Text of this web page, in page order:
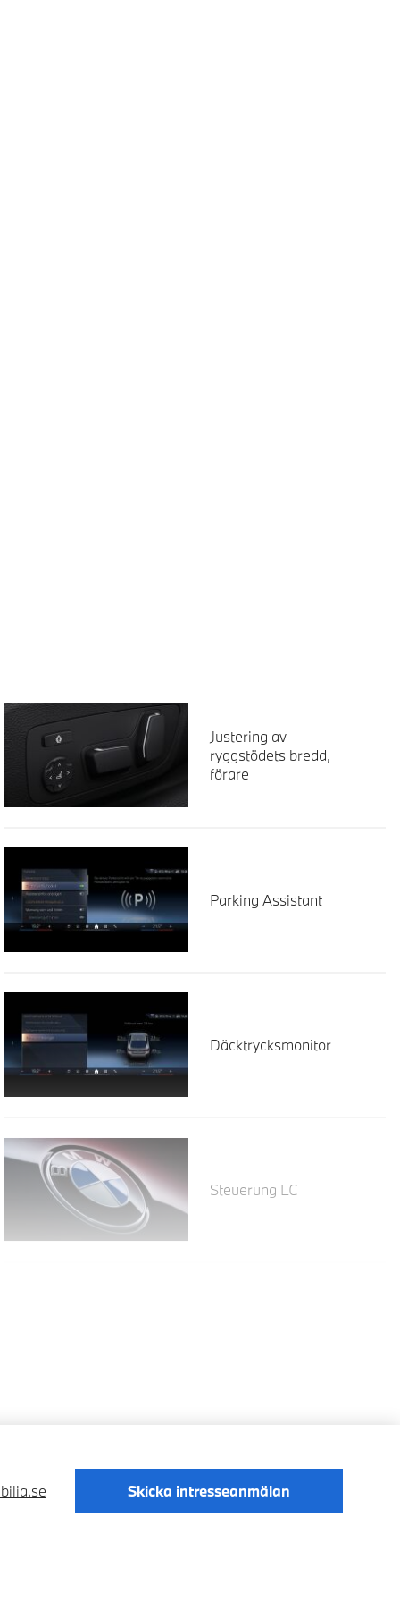
Justering av
ryggstödets bredd,
förare
Parking Assistant
Däcktrycksmonitor
Steuerung LC
Skicka intresseanmälan